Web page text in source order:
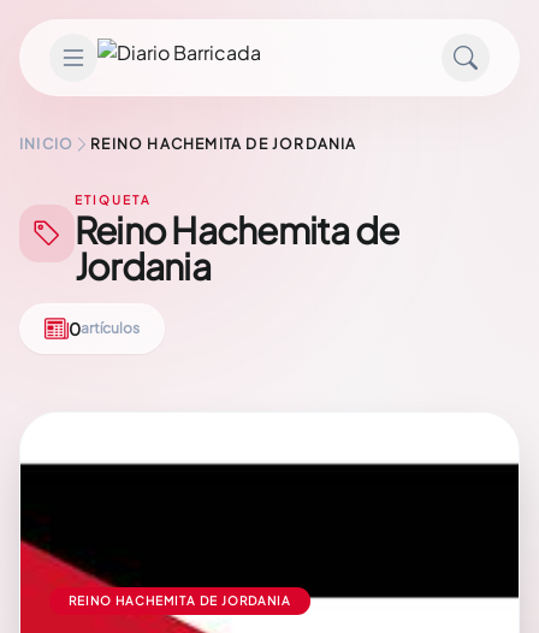
INICIO REINO HACHEMITA DE JORDANIA
ETIQUETA
Reino Hachemita de
Jordania
0artículos
REINO HACHEMITA DE JORDANIA